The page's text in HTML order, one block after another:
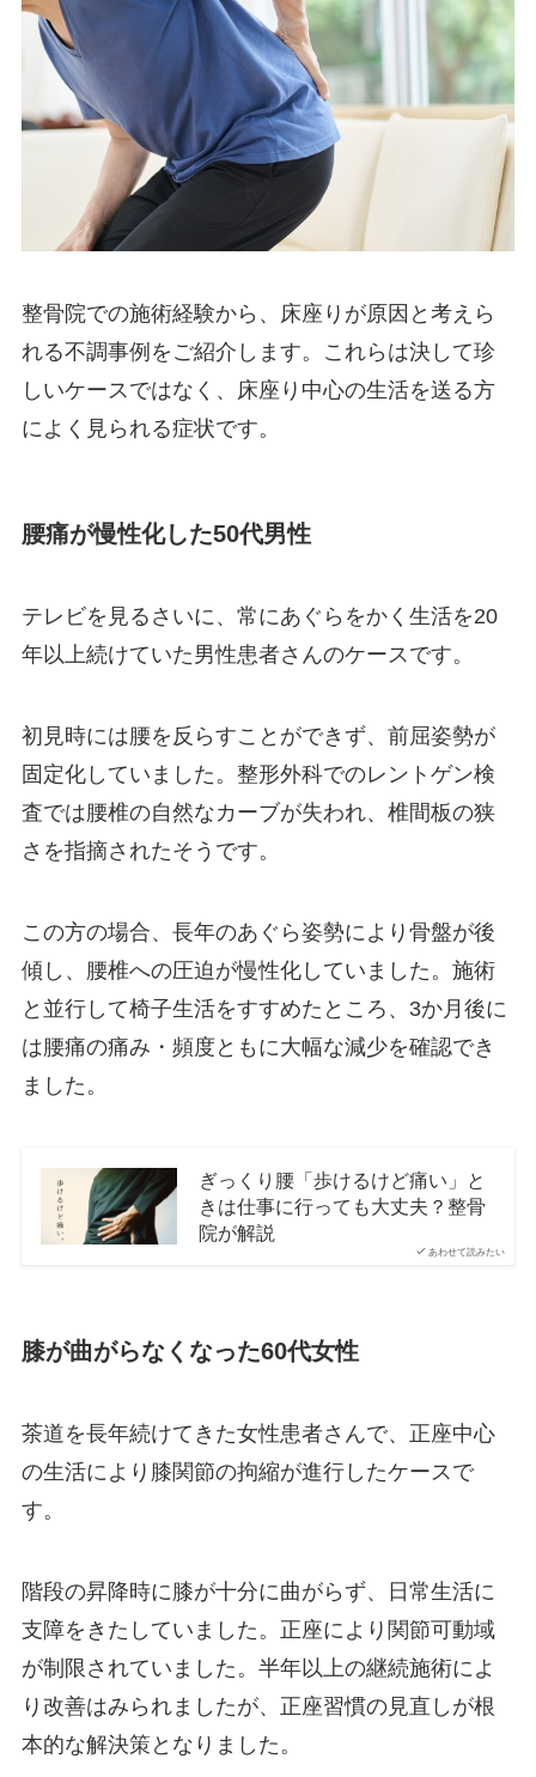
整骨院での施術経験から、床座りが原因と考えら
れる不調事例をご紹介します。これらは決して珍
しいケースではなく、床座り中心の生活を送る方
によく見られる症状です。
腰痛が慢性化した50代男性
テレビを見るさいに、常にあぐらをかく生活を20
年以上続けていた男性患者さんのケースです。
初見時には腰を反らすことができず、前屈姿勢が
固定化していました。整形外科でのレントゲン検
査では腰椎の自然なカーブが失われ、椎間板の狭
さを指摘されたそうです。
この方の場合、長年のあぐら姿勢により骨盤が後
傾し、腰椎への圧迫が慢性化していました。施術
と並行して椅子生活をすすめたところ、3か月後に
は腰痛の痛み・頻度ともに大幅な減少を確認でき
ました。
あわせて読みたい
ぎっくり腰「歩けるけど痛い」と
きは仕事に行っても大丈夫？整骨
院が解説
膝が曲がらなくなった60代女性
茶道を長年続けてきた女性患者さんで、正座中心
の生活により膝関節の拘縮が進行したケースで
す。
階段の昇降時に膝が十分に曲がらず、日常生活に
支障をきたしていました。正座により関節可動域
が制限されていました。半年以上の継続施術によ
り改善はみられましたが、正座習慣の見直しが根
本的な解決策となりました。